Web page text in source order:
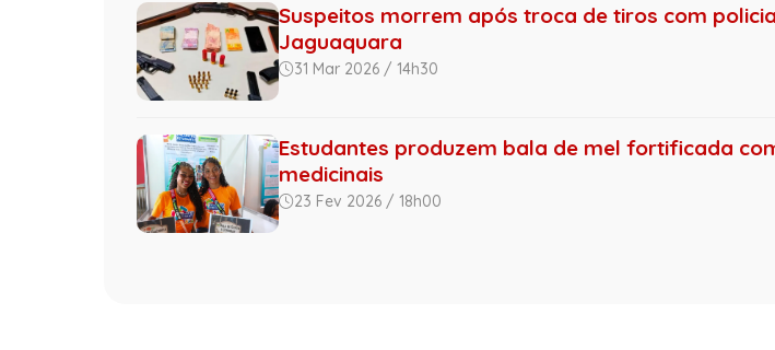
Suspeitos morrem após troca de tiros com
Jaguaquara
31 Mar 2026 / 14h30
Estudantes produzem bala de mel fortificada
medicinais
23 Fev 2026 / 18h00